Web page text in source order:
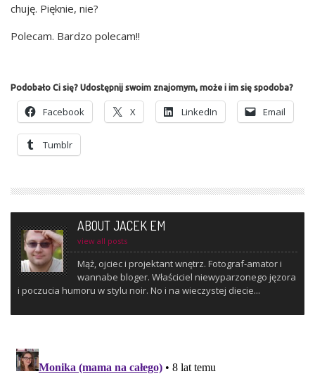
chu­ję. Pięk­nie, nie?
Pole­cam. Bar­dzo polecam!!
Podobało Ci się? Udostępnij swoim znajomym, może i im się spodoba?
Face­bo­ok X Lin­ke­dIn Ema­il
Tum­blr
ABOUT JACEK EM
view all posts
Mąż, ojciec i projektant wnętrz. Fotograf-amator i
wannabe bloger. Właściciel niewyparzonego jęzora
i poczucia humoru w stylu noir. No i na wieczystej diecie...